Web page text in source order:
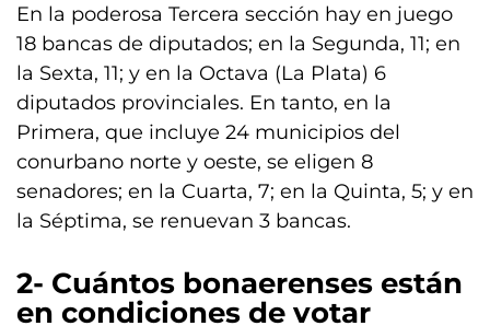
En la poderosa Tercera sección hay en juego
18 bancas de diputados; en la Segunda, 11; en
la Sexta, 11; y en la Octava (La Plata) 6
diputados provinciales. En tanto, en la
Primera, que incluye 24 municipios del
conurbano norte y oeste, se eligen 8
senadores; en la Cuarta, 7; en la Quinta, 5; y en
la Séptima, se renuevan 3 bancas.
2- Cuántos bonaerenses están
en condiciones de votar